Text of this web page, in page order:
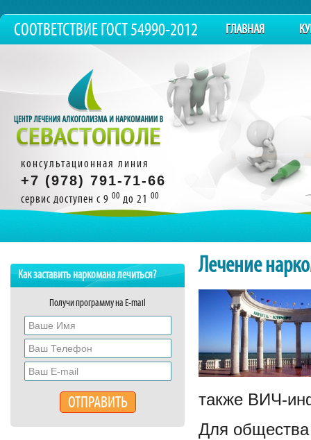
СООТВЕТСТВИЕ ГОСТ 54990-2012 ГЛАВНАЯ
консультационная линия
+7 (978) 791-71-66
сервис доступен с 9 00 до 21 00
Как заставить наркомана лечиться?
Получи программу на E-mail
Лечение
также ВИЧ-
Для